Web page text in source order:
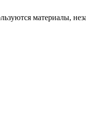
материалы,